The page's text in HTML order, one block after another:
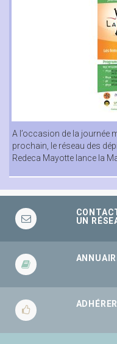
A l’occasion de la journée
prochain, le réseau des
Redeca Mayotte lance la
UN